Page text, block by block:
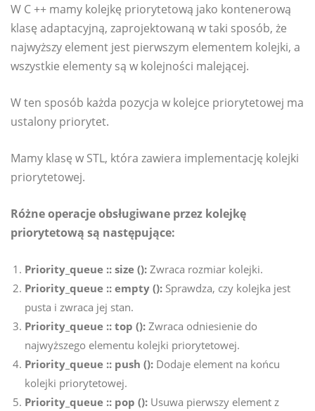
W C ++ mamy kolejkę priorytetową jako kontenerową
klasę adaptacyjną, zaprojektowaną w taki sposób, że
najwyższy element jest pierwszym elementem kolejki, a
wszystkie elementy są w kolejności malejącej.
W ten sposób każda pozycja w kolejce priorytetowej ma
ustalony priorytet.
Mamy klasę w STL, która zawiera implementację kolejki
priorytetowej.
Różne operacje obsługiwane przez kolejkę
priorytetową są następujące:
Priority_queue :: size (): Zwraca rozmiar kolejki.
Priority_queue :: empty (): Sprawdza, czy kolejka jest
pusta i zwraca jej stan.
Priority_queue :: top (): Zwraca odniesienie do
najwyższego elementu kolejki priorytetowej.
Priority_queue :: push (): Dodaje element na końcu
kolejki priorytetowej.
Priority_queue :: pop (): Usuwa pierwszy element z